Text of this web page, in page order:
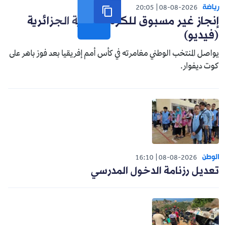
رياضة 08-08-2026
20:05
إنجاز غير مسبوق للكرة النسوية الجزائرية
(فيديو)
يواصل المنتخب الوطني مغامرته في كأس أمم إفريقيا بعد فوز باهر على
كوت ديفوار.
الوطن 08-08-2026
16:10
تعديل رزنامة الدخول المدرسي